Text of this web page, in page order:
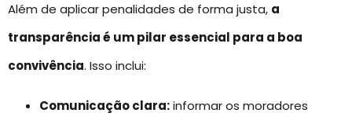
Além de aplicar penalidades de forma justa, a
transparência é um pilar essencial para a boa
convivência. Isso inclui:
Comunicação clara:informar os moradores